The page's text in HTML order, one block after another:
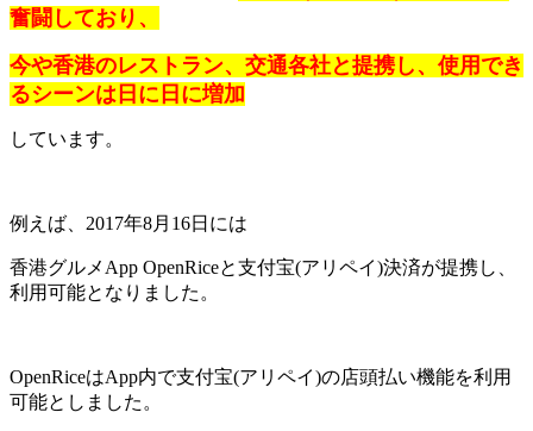
奮闘しており、
今や香港のレストラン、交通各社と提携し、使用でき
るシーンは日に日に増加
しています。
例えば、2017年8月16日には
香港グルメApp OpenRiceと支付宝(アリペイ)決済が提携し、
利用可能となりました。
OpenRiceはApp内で支付宝(アリペイ)の店頭払い機能を利用
可能としました。